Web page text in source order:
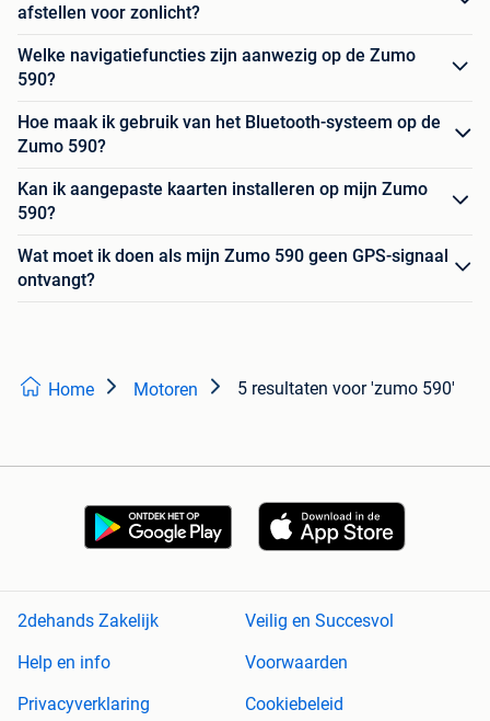
afstellen voor zonlicht?
Welke navigatiefuncties zijn aanwezig op de Zumo
590?
Hoe maak ik gebruik van het Bluetooth-systeem op de
Zumo 590?
Kan ik aangepaste kaarten installeren op mijn Zumo
590?
Wat moet ik doen als mijn Zumo 590 geen GPS-signaal
ontvangt?
Home Motoren 5 resultaten voor 'zumo 590'
2dehands Zakelijk
Veilig en Succesvol
Help en info
Voorwaarden
Privacyverklaring
Cookiebeleid